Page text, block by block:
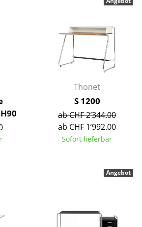
& Deckenleuchten
Thonet
S 1200
ab CHF 2’344.00
ab CHF 1’992.00
Sofort lieferbar
Angebot